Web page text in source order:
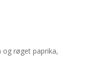
og røget paprika,